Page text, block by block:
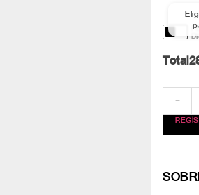
Total
−